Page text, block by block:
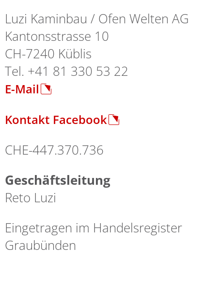
Luzi Kaminbau / Ofen Welten AG
Kantonsstrasse 10
CH-7240 Küblis
Tel. +41 81 330 53 22
E-Mail
Kontakt Facebook
CHE-447.370.736
Geschäftsleitung
Reto Luzi
Eingetragen im Handelsregister
Graubünden